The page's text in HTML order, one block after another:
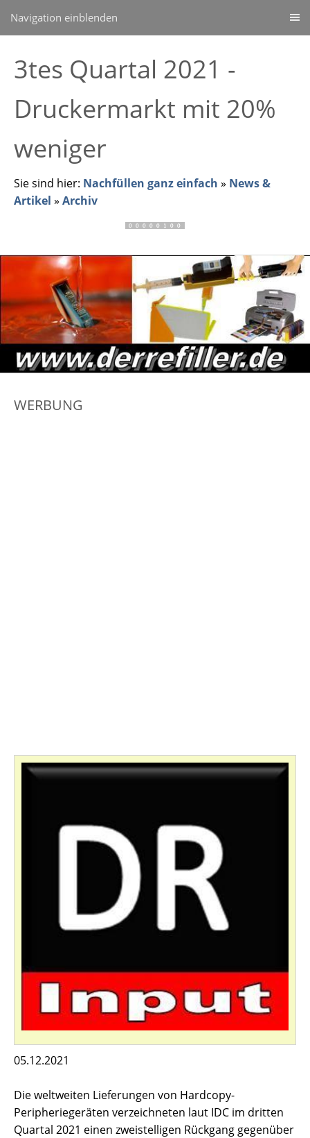
Navigation einblenden
3tes Quartal 2021 -
Druckermarkt mit 20%
weniger
Sie sind hier: Nachfüllen ganz einfach » News &
Artikel » Archiv
WERBUNG
05.12.2021
Die weltweiten Lieferungen von Hardcopy-
Peripheriegeräten verzeichneten laut IDC im dritten
Quartal 2021 einen zweistelligen Rückgang gegenüber